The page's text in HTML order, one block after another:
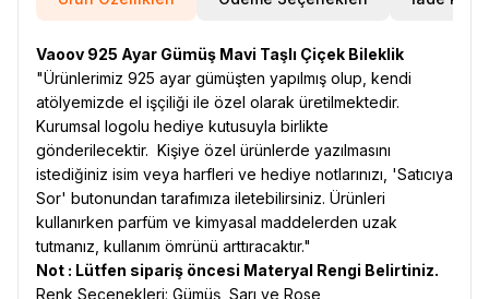
Vaoov 925 Ayar Gümüş Mavi Taşlı Çiçek Bileklik
"Ürünlerimiz 925 ayar gümüşten yapılmış olup, kendi
atölyemizde el işçiliği ile özel olarak üretilmektedir.
Kurumsal logolu hediye kutusuyla birlikte
gönderilecektir. Kişiye özel ürünlerde yazılmasını
istediğiniz isim veya harfleri ve hediye notlarınızı, 'Satıcıya
Sor' butonundan tarafımıza iletebilirsiniz. Ürünleri
kullanırken parfüm ve kimyasal maddelerden uzak
tutmanız, kullanım ömrünü arttıracaktır."
Not : Lütfen sipariş öncesi Materyal Rengi Belirtiniz.
Renk Seçenekleri: Gümüş, Sarı ve Rose